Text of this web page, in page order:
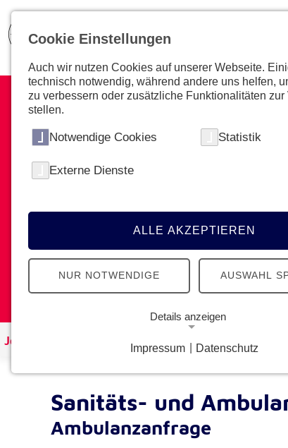
Bei Events im Einsatz
medizinische Versorgung!
Johanniter Österreich Hilfe & Angebote
Sanitäts- und
Ambulanzanfrage
Cookie Einstellungen
Auch wir nutzen Cookies auf unserer Webseite.
technisch notwendig, während andere uns helfen,
zu verbessern oder zusätzliche Funktionalitäten zur
stellen.
Notwendige Cookies Statistik
Externe Dienste
ALLE AKZEPTIEREN
NUR NOTWENDIGE AUSWAHL
Details anzeigen
Notwendige Cookies ermöglichen grundlegende
und sind für die einwandfreie Funktion der Website
erforderlich.
Google Analytics Opt-Out-Cookie
Impressum Datenschutz